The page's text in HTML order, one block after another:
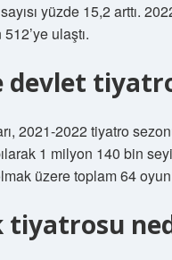
yüzde 15,2 arttı.
ulaştı.
devlet
2021-2022 tiyatro
1 milyon 140 bin
üzere toplam 64
tiyatrosu